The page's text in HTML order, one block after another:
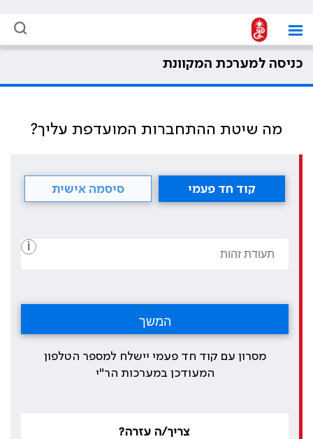
כניסה למערכת המקוונת
מה שיטת ההתחברות המועדפת עליך?
קוד חד פעמי סיסמה אישית
i
מסרון עם קוד חד פעמי יישלח למספר הטלפון
המעודכן במערכות הר"י
צריך/ה עזרה?